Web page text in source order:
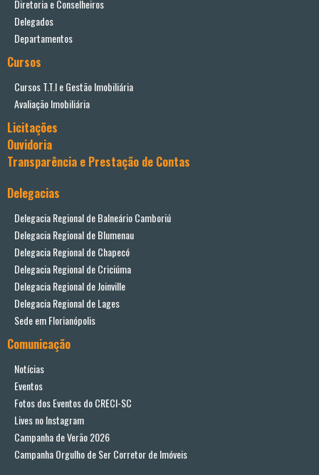
Diretoria e Conselheiros
Delegados
Departamentos
Cursos
Cursos T.T.I e Gestão Imobiliária
Avaliação Imobiliária
Licitações
Ouvidoria
Transparência e Prestação de Contas
Delegacias
Delegacia Regional de Balneário Camboriú
Delegacia Regional de Blumenau
Delegacia Regional de Chapecó
Delegacia Regional de Criciúma
Delegacia Regional de Joinville
Delegacia Regional de Lages
Sede em Florianópolis
Comunicação
Notícias
Eventos
Fotos dos Eventos do CRECI-SC
Lives no Instagram
Campanha de Verão 2026
Campanha Orgulho de Ser Corretor de Imóveis